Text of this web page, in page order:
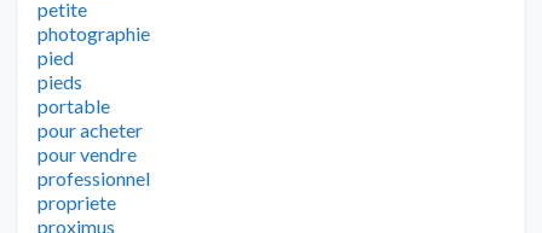
petite
photographie
pied
pieds
portable
pour acheter
pour vendre
professionnel
propriete
proximus